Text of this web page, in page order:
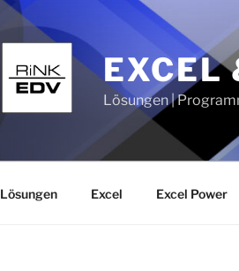
EXCEL
Lösungen |
Lösungen Excel Excel Power